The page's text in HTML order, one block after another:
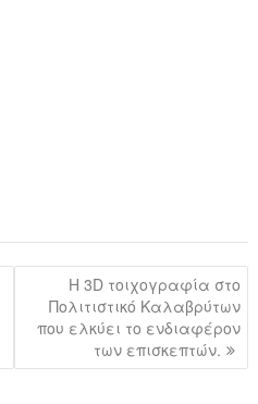
Η 3D τοιχογραφία στο
Πολιτιστικό Καλαβρύτων
που ελκύει το ενδιαφέρον
των επισκεπτών.